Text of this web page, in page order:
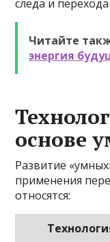
следа и
Читайте
энергия
основе
Развитие
применения
относятся: